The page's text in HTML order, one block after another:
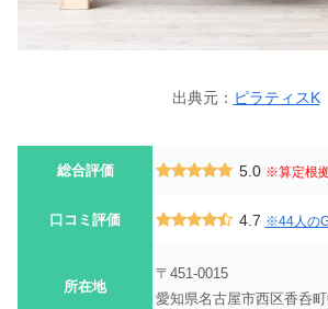
出典元： ピラティスK
総合評価 5.0 ※算定根
口コミ評価 4.7 ※44人の
所在地
〒451-0015
愛知県名古屋市西区香呑